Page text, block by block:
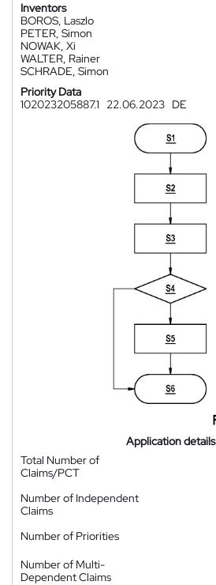
Inventors
BOROS, Laszlo
PETER, Simon
NOWAK, Xi
WALTER, Rainer
SCHRADE, Simon
Priority Data
102023205887.1
22.06.2023 DE
Application details
Total Number of
Claims/PCT
Number of Independent
Claims
Number of Priorities
Number of Multi-
Dependent Claims